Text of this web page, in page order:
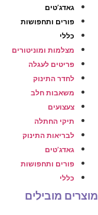
גאדג’טים
פורים ותחפושות
כללי
מצלמות ומוניטורים
פריטים לעגלה
לחדר התינוק
משאבות חלב
צעצועים
תיקי החתלה
לבריאות התינוק
גאדג’טים
פורים ותחפושות
כללי
מוצרים מובילים